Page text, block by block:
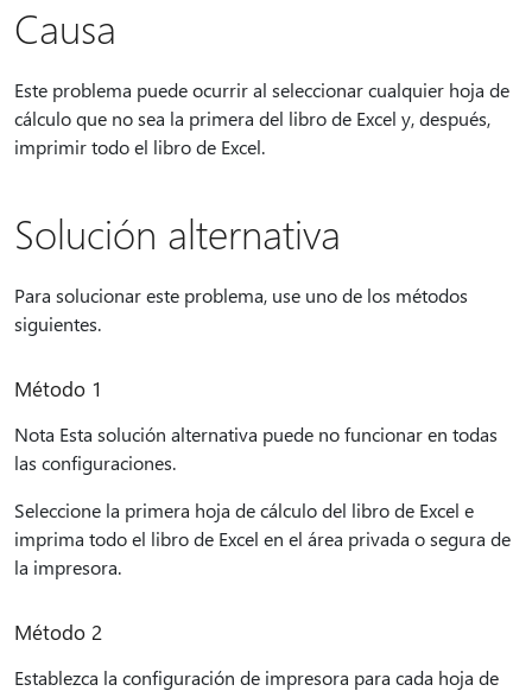
Causa
Este problema puede ocurrir al seleccionar cualquier hoja de
cálculo que no sea la primera del libro de Excel y, después,
imprimir todo el libro de Excel.
Solución alternativa
Para solucionar este problema, use uno de los métodos
siguientes.
Método 1
Nota Esta solución alternativa puede no funcionar en todas
las configuraciones.
Seleccione la primera hoja de cálculo del libro de Excel e
imprima todo el libro de Excel en el área privada o segura de
la impresora.
Método 2
Establezca la configuración de impresora para cada hoja de